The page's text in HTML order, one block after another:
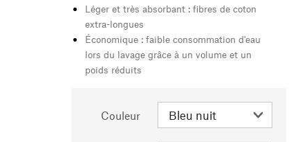
Léger et très absorbant : fibres de coton
extra-longues
Économique : faible consommation d'eau
lors du lavage grâce à un volume et un
poids réduits
Couleur